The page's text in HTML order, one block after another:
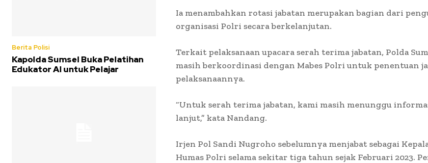
Berita Polisi
Kapolda Sumsel Buka Pelatihan
Edukator AI untuk Pelajar
Ia menambahkan rotasi jabatan merupakan bagian dari
organisasi Polri secara berkelanjutan.
Terkait pelaksanaan upacara serah terima jabatan, Polda
masih berkoordinasi dengan Mabes Polri untuk penentuan
pelaksanaannya.
“Untuk serah terima jabatan, kami masih menunggu
lanjut,” kata Nandang.
Irjen Pol Sandi Nugroho sebelumnya menjabat sebagai
Humas Polri selama sekitar tiga tahun sejak Februari 2023.